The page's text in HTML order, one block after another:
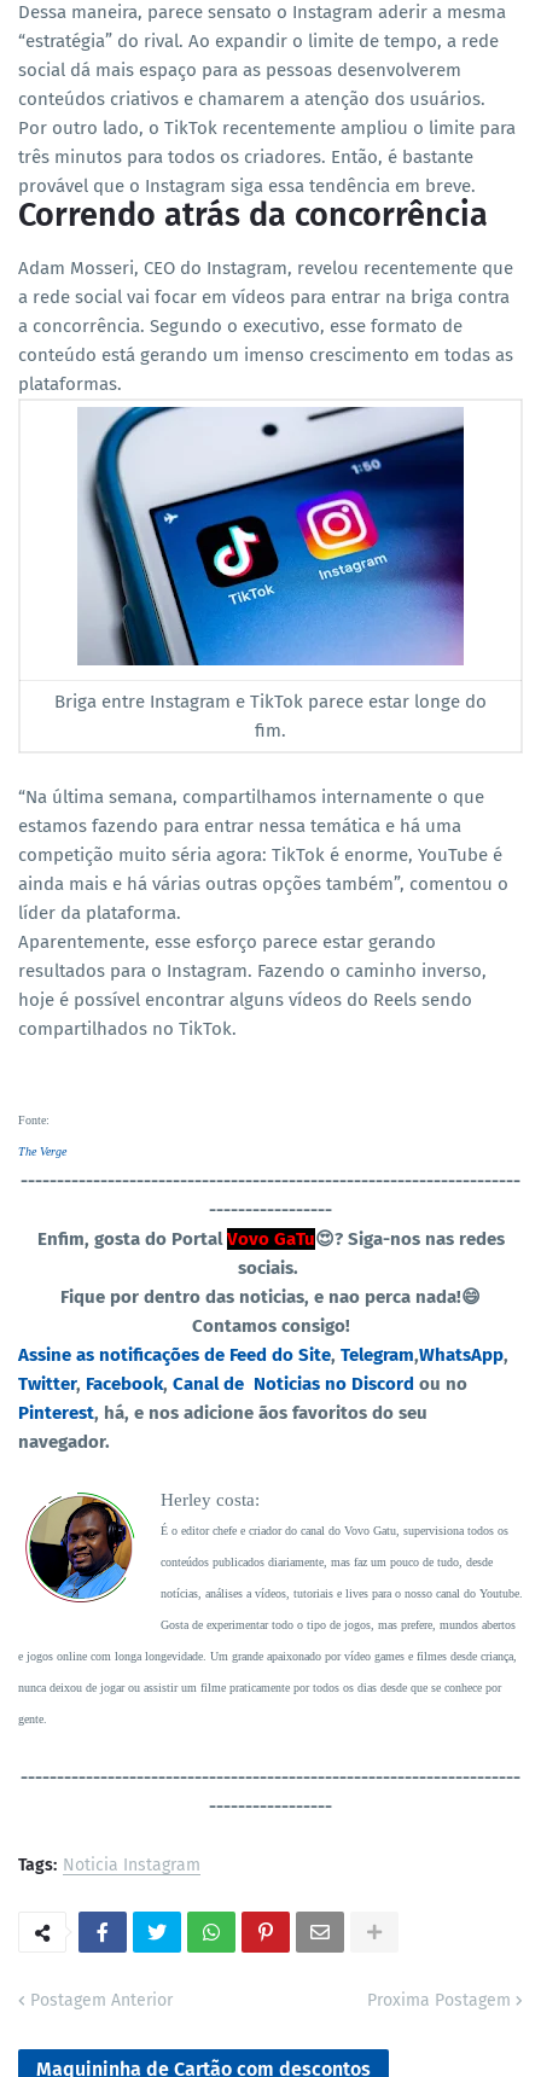
Dessa maneira, parece sensato o Instagram aderir a mesma
“estratégia” do rival. Ao expandir o limite de tempo, a rede
social dá mais espaço para as pessoas desenvolverem
conteúdos criativos e chamarem a atenção dos usuários.
Por outro lado, o TikTok recentemente ampliou o limite para
três minutos para todos os criadores. Então, é bastante
provável que o Instagram siga essa tendência em breve.
Correndo atrás da concorrência
Adam Mosseri, CEO do Instagram, revelou recentemente que
a rede social vai focar em vídeos para entrar na briga contra
a concorrência. Segundo o executivo, esse formato de
conteúdo está gerando um imenso crescimento em todas as
plataformas.
Briga entre Instagram e TikTok parece estar longe do
fim.
“Na última semana, compartilhamos internamente o que
estamos fazendo para entrar nessa temática e há uma
competição muito séria agora: TikTok é enorme, YouTube é
ainda mais e há várias outras opções também”, comentou o
líder da plataforma.
Aparentemente, esse esforço parece estar gerando
resultados para o Instagram. Fazendo o caminho inverso,
hoje é possível encontrar alguns vídeos do Reels sendo
compartilhados no TikTok.
Fonte:
The Verge
---------------------------------------------------------------------
-----------------
Enfim, gosta do PortalVovo GaTu😍? Siga-nos nas redes
sociais.
Fique por dentro das noticias, e nao perca nada!😄
Contamos consigo!
Assine as notificações de Feed do Site, Telegram,WhatsApp,
Twitter, Facebook, Canal de Noticias no Discord ou no
Pinterest, há, e nos adicione ãos favoritos do seu
navegador.
Herley costa:
É o editor chefe e criador do canal do Vovo Gatu, supervisiona todos os
conteúdos publicados diariamente, mas faz um pouco de tudo, desde
notícias, análises a vídeos, tutoriais e lives para o nosso canal do Youtube.
Gosta de experimentar todo o tipo de jogos, mas prefere, mundos abertos
e jogos online com longa longevidade. Um grande apaixonado por vídeo games e filmes desde criança,
nunca deixou de jogar ou assistir um filme praticamente por todos os dias desde que se conhece por
gente.
---------------------------------------------------------------------
-----------------
Tags: Noticia Instagram
Postagem Anterior Proxima Postagem
Maquininha de Cartão com descontos